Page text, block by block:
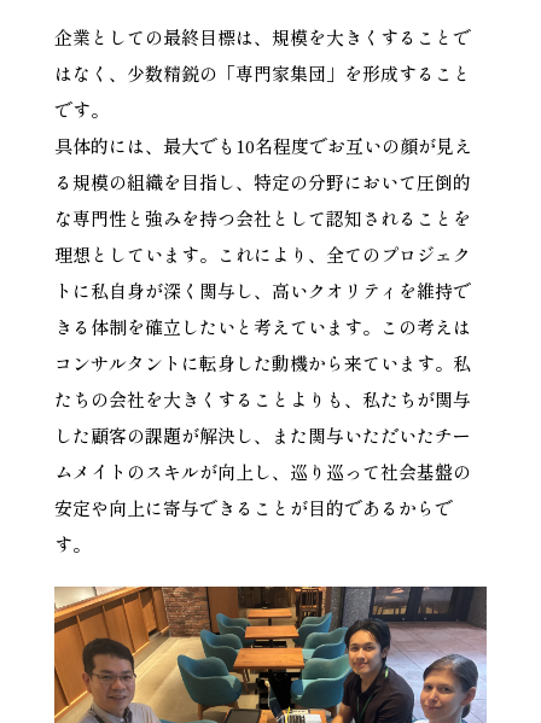
企業としての最終目標は、規模を大きくすることで
はなく、少数精鋭の「専門家集団」を形成すること
です。
具体的には、最大でも10名程度でお互いの顔が見え
る規模の組織を目指し、特定の分野において圧倒的
な専門性と強みを持つ会社として認知されることを
理想としています。これにより、全てのプロジェク
トに私自身が深く関与し、高いクオリティを維持で
きる体制を確立したいと考えています。この考えは
コンサルタントに転身した動機から来ています。私
たちの会社を大きくすることよりも、私たちが関与
した顧客の課題が解決し、また関与いただいたチー
ムメイトのスキルが向上し、巡り巡って社会基盤の
安定や向上に寄与できることが目的であるからで
す。